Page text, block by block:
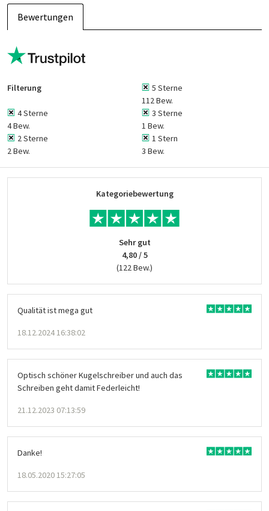
Bewertungen
Filterung
5 Sterne
112 Bew.
4 Sterne
4 Bew.
3 Sterne
1 Bew.
2 Sterne
2 Bew.
1 Stern
3 Bew.
Qualität ist mega gut
18.12.2024 16:38:02
Optisch schöner Kugelschreiber und auch das
Schreiben geht damit Federleicht!
21.12.2023 07:13:59
Danke!
18.05.2020 15:27:05
Kategoriebewertung
Sehr gut
4,80 / 5
(122 Bew.)